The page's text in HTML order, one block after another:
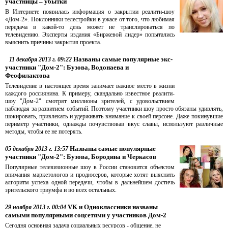
В Интернете появилась информация о закрытии реалити-шоу
«Дом-2». Поклонники телестройки в ужасе от того, что любимая
передача в какой-то день может не транслироваться по
телевидению. Эксперты издания «Биржевой лидер» попытались
выяснить причины закрытия проекта.
11 декабря 2013 г. 09:22 Названы самые популярные экс-
участники "Дом-2": Бузова, Водонаева и
Феофилактова
Телевидение в настоящее время занимает важное место в жизни
каждого россиянина. К примеру, скандально известное реалити-
шоу "Дом-2" смотрят миллионы зрителей, с удовольствием
наблюдая за развитием событий. Поэтому участники шоу просто обязаны удивлять,
шокировать, привлекать и удерживать внимание к своей персоне. Даже покинувшие
периметр участники, однажды почувствовав вкус славы, используют различные
методы, чтобы ее не потерять.
05 декабря 2013 г. 13:57 Названы самые популярные
участники "Дом-2": Бузова, Бородина и Черкасов
Популярные телевизионные шоу в России становится объектом
внимания маркетологов и продюсеров, которые хотят выяснить
алгоритм успеха одной передачи, чтобы в дальнейшем достичь
зрительского триумфа и во всех остальных.
29 ноября 2013 г. 00:04 VK и Одноклассники названы
самыми популярными соцсетями у участников Дом-2
Сегодня основная задача социальных ресурсов - общение, не